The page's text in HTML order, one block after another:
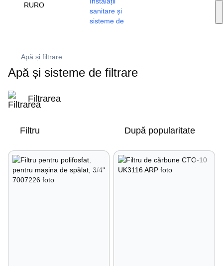
Servicii de instalare
🔥 Promoții și reduceri
RURO
Apă și filtrare
Apă și sisteme de filtrare
Filtrarea
Filtru După popularitate